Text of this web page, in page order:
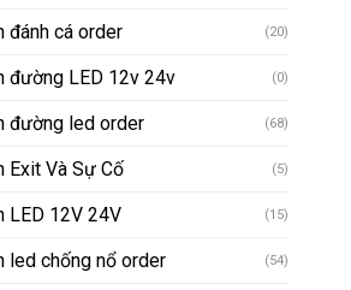
đánh cá order (20)
đường LED 12v 24v (0)
đường led order (68)
Exit Và Sự Cố (5)
LED 12V 24V (15)
led chống nổ order (54)